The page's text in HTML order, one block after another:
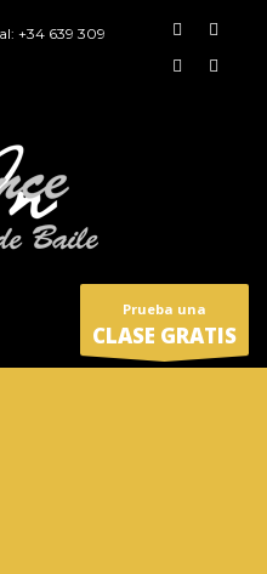
+34 639 309
Prueba una
CLASE GRATIS